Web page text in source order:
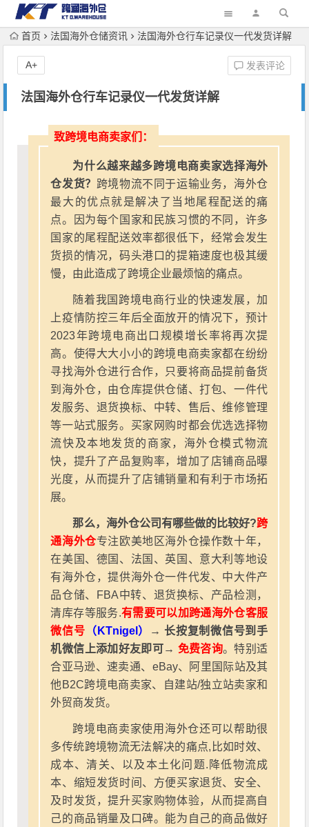
首页 法国海外仓储资讯 法国海外仓行车记录仪一代发货详解
法国海外仓行车记录仪一代发货详解
发表评论
A+
致跨境电商卖家们：
为什么越来越多跨境电商卖家选择海外
仓发货？ 跨境物流不同于运输业务，海外仓
最大的优点就是解决了当地尾程配送的痛
点。因为每个国家和民族习惯的不同，许多
国家的尾程配送效率都很低下，经常会发生
货损的情况，码头港口的提箱速度也极其缓
慢，由此造成了跨境企业最烦恼的痛点。
随着我国跨境电商行业的快速发展，加
上疫情防控三年后全面放开的情况下，预计
2023年跨境电商出口规模增长率将再次提
高。使得大大小小的跨境电商卖家都在纷纷
寻找海外仓进行合作，只要将商品提前备货
到海外仓，由仓库提供仓储、打包、一件代
发服务、退货换标、中转、售后、维修管理
等一站式服务。买家网购时都会优选选择物
流快及本地发货的商家，海外仓模式物流
快，提升了产品复购率，增加了店铺商品曝
光度，从而提升了店铺销量和有利于市场拓
展。
那么，海外仓公司有哪些做的比较好?跨
通海外仓专注欧美地区海外仓操作数十年，
在美国、德国、法国、英国、意大利等地设
有海外仓，提供海外仓一件代发、中大件产
品仓储、FBA中转、退货换标、产品检测，
清库存等服务.有需要可以加跨通海外仓客服
微信号 （KTnigel）
→ 长按复制微信号到手
机微信上添加好友即可→ 免费咨询。特别适
合亚马逊、速卖通、eBay、阿里国际站及其
他B2C跨境电商卖家、自建站/独立站卖家和
外贸商发货。
跨境电商卖家使用海外仓还可以帮助很
多传统跨境物流无法解决的痛点,比如时效、
成本、清关、以及本土化问题.降低物流成
本、缩短发货时间、方便买家退货、安全、
及时发货，提升买家购物体验，从而提高自
己的商品销量及口碑。能为自己的商品做好